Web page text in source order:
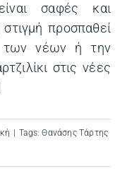
σαφές και
προσπαθεί
των νέων ή την
στις νέες
| Tags:Θανάσης Τάρτης